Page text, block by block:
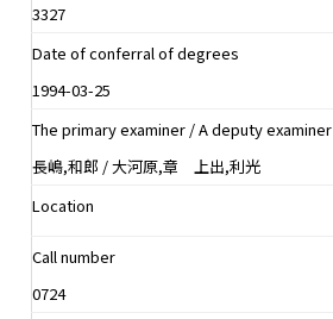
3327
Date of conferral of degrees
1994-03-25
The primary examiner / A deputy examiner
長嶋,和郎 / 大河原,章 上出,利光
Location
Call number
0724